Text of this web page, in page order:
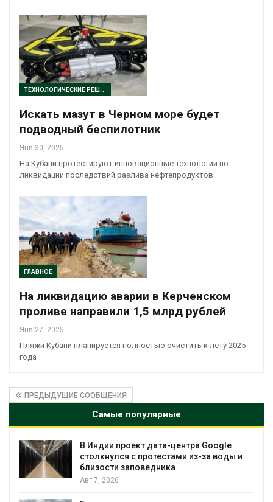
ТЕХНОЛОГИЧЕСКИЕ РЕШЕНИЯ
Искать мазут в Черном море будет
подводный беспилотник
Янв 30, 2025
На Кубани протестируют инновационные технологии по
ликвидации последствий разлива нефтепродуктов
ГЛАВНОЕ
На ликвидацию аварии в Керченском
проливе направили 1,5 млрд рублей
Янв 27, 2025
Пляжи Кубани планируется полностью очистить к лету 2025
года
ПРЕДЫДУЩИЕ СООБЩЕНИЯ
Самые популярные
Дождевая вода с крыш может помочь
городам переживать жару
Авг 7, 2026